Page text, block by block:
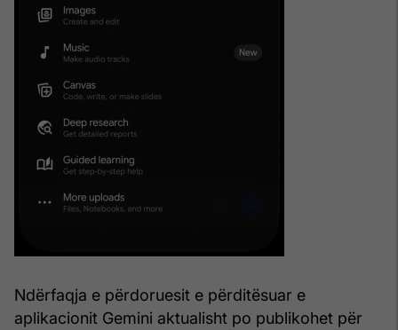
Ndërfaqja e përdoruesit e përditësuar e
aplikacionit Gemini aktualisht po publikohet për